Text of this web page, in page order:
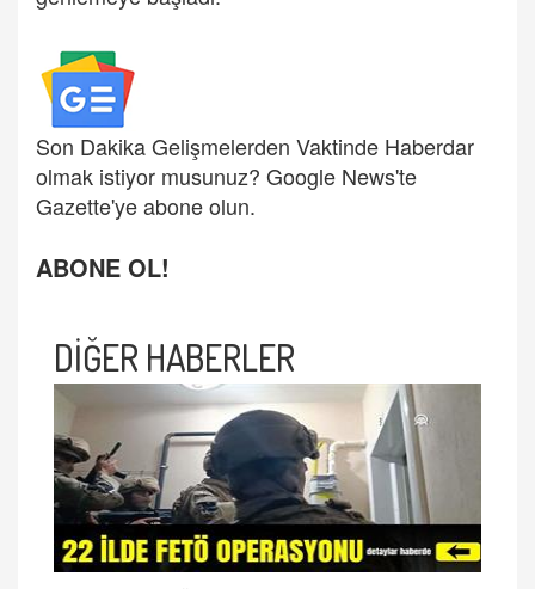
Son Dakika Gelişmelerden Vaktinde Haberdar
olmak istiyor musunuz? Google News'te
Gazette'ye abone olun.
ABONE OL!
DİĞER HABERLER